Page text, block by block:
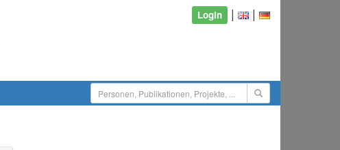
Login | |